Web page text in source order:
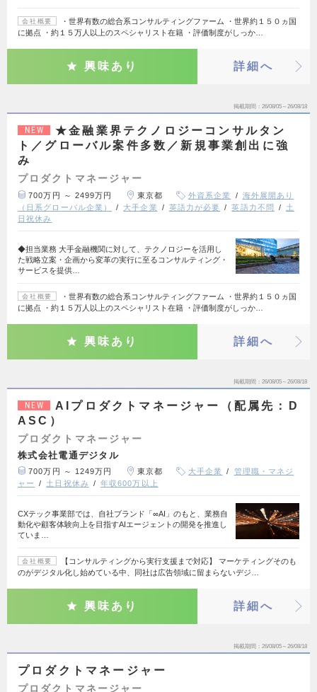
会社概要
・世界有数の総合系コンサルティングファーム ・世界約１５０ヵ国
に拠点 ・約１５万人以上のスペシャリスト在籍 ・評価制度がしっか…
興味あり 詳細へ
掲載期間 26/08/05～26/08/18
NEW
★金融業界テクノロジーコンサルタン
ト／グローバル案件多数／新規事業創出に強
み
プロダクトマネージャー
700万円 ～ 2499万円 東京都 外資系企業
海外展開あり
（日系グローバル企業）
大手企業 英語力が必要 英語力不問
土
日祝休み
◆担当業務 大手金融機関に対して、テクノロジーを活用し
た戦略立案・企画から変革の実行に至るコンサルティング・
サービスを提供…
会社概要
・世界有数の総合系コンサルティングファーム ・世界約１５０ヵ国
に拠点 ・約１５万人以上のスペシャリスト在籍 ・評価制度がしっか…
興味あり 詳細へ
掲載期間 26/08/05～26/08/18
NEW
AIプロダクトマネージャー（配属先：D
ASC）
プロダクトマネージャー
株式会社電通デジタル
700万円 ～ 1249万円 東京都 大手企業
管理職・マネジ
ャー
土日祝休み 年収600万以上
CXテック事業部では、自社ブランド「∞AI」のもと、業務自
動化や顧客体験向上を目指すAIエージェントの開発を推進し
ていま…
会社概要
【コンサルティングから実行支援まで対応】 マーケティングそのも
のがデジタル化し始めている中、同社は広告領域に留まらないデジ…
興味あり 詳細へ
掲載期間 26/08/05～26/08/18
プロダクトマネージャー
プロダクトマネージャー